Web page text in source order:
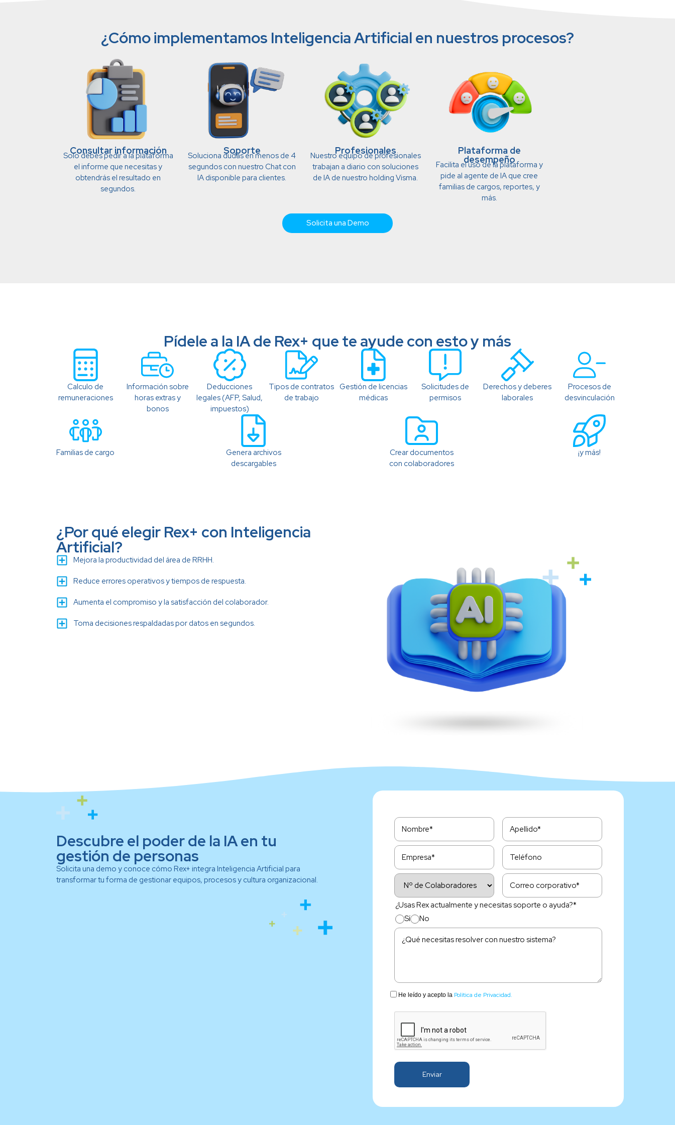
¿Cómo implementamos Inteligencia Artificial en nuestros procesos?
Consultar información
Solo debes pedir a la plataforma
el informe que necesitas y
obtendrás el resultado en
segundos.
Soporte
Soluciona dudas en menos de 4
segundos con nuestro Chat con
IA disponible para clientes.
Profesionales
Nuestro equipo de profesionales
trabajan a diario con soluciones
de IA de nuestro holding Visma.
Plataforma de
desempeño
Facilita el uso de la plataforma y
pide al agente de IA que cree
familias de cargos, reportes, y
más.
Solicita una Demo
Pídele a la IA de Rex+ que te ayude con esto y más
Calculo de
remuneraciones
Información sobre
horas extras y
bonos
Deducciones
legales (AFP, Salud,
impuestos)
Tipos de contratos
de trabajo
Gestión de licencias
médicas
Solicitudes de
permisos
Derechos y deberes
laborales
Procesos de
desvinculación
Familias de cargo
Genera archivos
descargables
Crear documentos
con colaboradores
¡y más!
¿Por qué elegir Rex+ con Inteligencia
Artificial?
Mejora la productividad del área de RRHH.
Reduce errores operativos y tiempos de respuesta.
Aumenta el compromiso y la satisfacción del colaborador.
Toma decisiones respaldadas por datos en segundos.
Descubre el poder de la IA en tu
gestión de personas
Solicita una demo y conoce cómo Rex+ integra Inteligencia Artificial para
transformar tu forma de gestionar equipos, procesos y cultura organizacional.
¿Usas Rex actualmente y necesitas soporte o ayuda?*
Sí
No
He leído y acepto la Política de Privacidad.